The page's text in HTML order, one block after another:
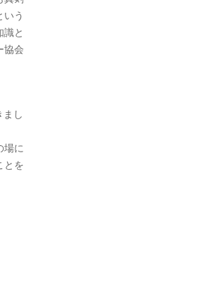
う
と
協会
し
場に
とを